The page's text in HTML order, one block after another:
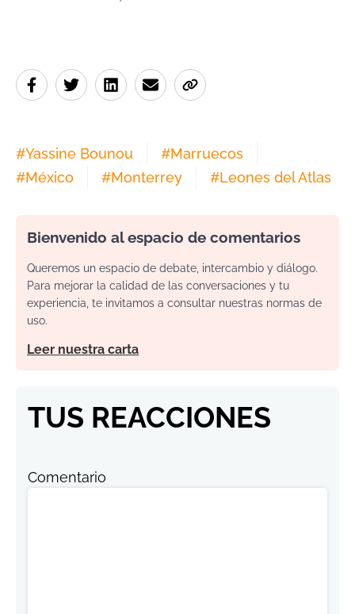
#Yassine Bounou #Marruecos
#México #Monterrey #Leones del Atlas
Bienvenido al espacio de comentarios
Queremos un espacio de debate, intercambio y diálogo.
Para mejorar la calidad de las conversaciones y tu
experiencia, te invitamos a consultar nuestras normas de
uso.
Leer nuestra carta
TUS REACCIONES
Comentario